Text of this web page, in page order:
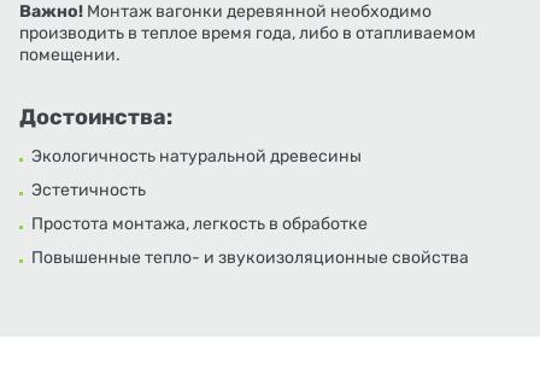
Важно! Монтаж вагонки деревянной необходимо
производить в теплое время года, либо в отапливаемом
помещении.
Достоинства:
Экологичность натуральной древесины
Эстетичность
Простота монтажа, легкость в обработке
Повышенные тепло- и звукоизоляционные свойства